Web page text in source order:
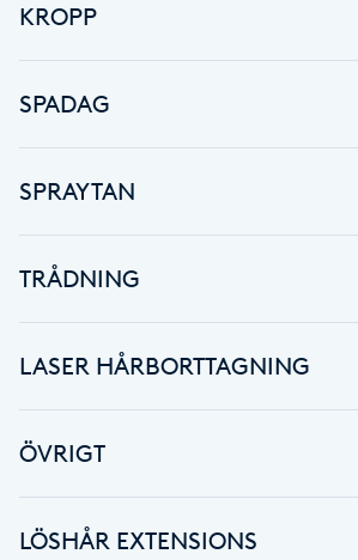
Extensions borttagning
Eyeliner-tatuering
Face framing
Fet hårbotten
Fibromassage
Fillers
KROPP
SPADAG
SPRAYTAN
TRÅDNING
LASER HÅRBORTTAGNING
ÖVRIGT
LÖSHÅR EXTENSIONS